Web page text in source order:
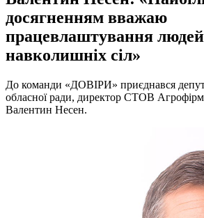
досягненням вважаю
працевлаштування
навколишніх сіл»
До команди «ДОВІРИ» приєднався
обласної ради, директор СТОВ
Валентин Несен.